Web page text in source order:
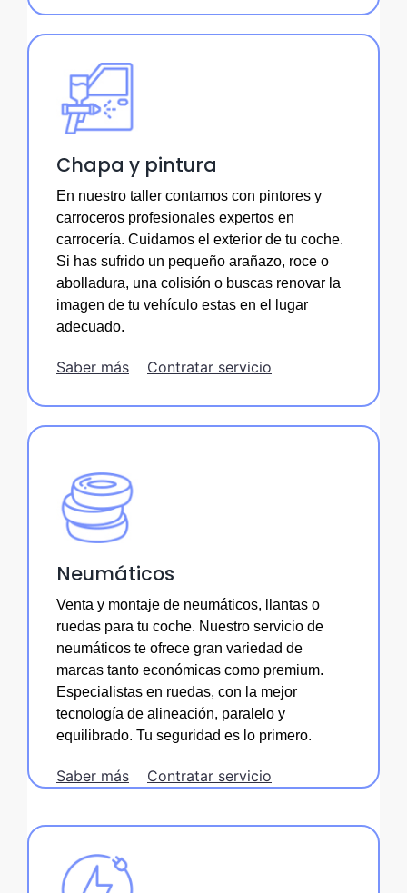
Chapa y pintura
En nuestro taller contamos con pintores y
carroceros profesionales expertos en
carrocería. Cuidamos el exterior de tu coche.
Si has sufrido un pequeño arañazo, roce o
abolladura, una colisión o buscas renovar la
imagen de tu vehículo estas en el lugar
adecuado.
Saber más Contratar servicio
Neumáticos
Venta y montaje de neumáticos, llantas o
ruedas para tu coche. Nuestro servicio de
neumáticos te ofrece gran variedad de
marcas tanto económicas como premium.
Especialistas en ruedas, con la mejor
tecnología de alineación, paralelo y
equilibrado. Tu seguridad es lo primero.
Saber más Contratar servicio